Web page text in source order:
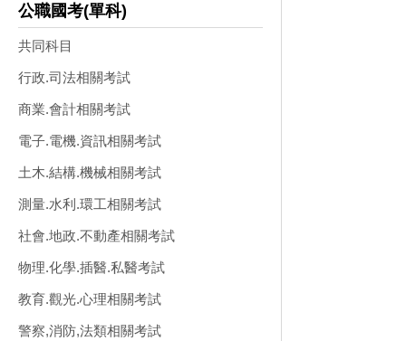
公職國考(單科)
共同科目
行政.司法相關考試
商業.會計相關考試
電子.電機.資訊相關考試
土木.結構.機械相關考試
測量.水利.環工相關考試
社會.地政.不動產相關考試
物理.化學.插醫.私醫考試
教育.觀光.心理相關考試
警察,消防,法類相關考試